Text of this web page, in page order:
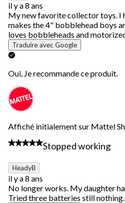
commentaire.
il y a 8 ans
My new favorite collector toys. I
makes the 4" bobblehead boys
loves bobbleheads and
Traduire avec Google
Oui, Je recommande ce produit.
Affiché initialement sur Mattel
1 étoile(s) sur 5.
Stopped working
HeadyB
il y a 8 ans
No longer works. My daughter
Tried three batteries still nothing.